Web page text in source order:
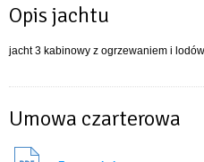
Opis jachtu
jacht 3 kabinowy z ogrzewaniem i
Umowa czarterowa